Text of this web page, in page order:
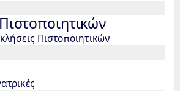
Πιστοποιητικών